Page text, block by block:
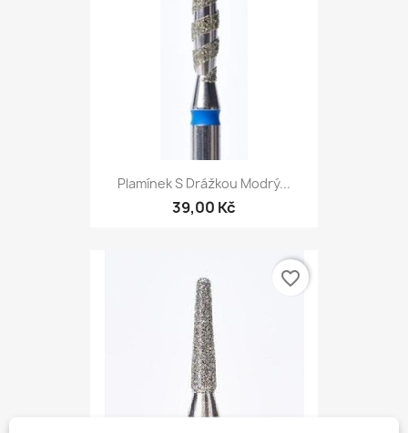
Plamínek S Drážkou Modrý...
39,00 Kč
favorite_border